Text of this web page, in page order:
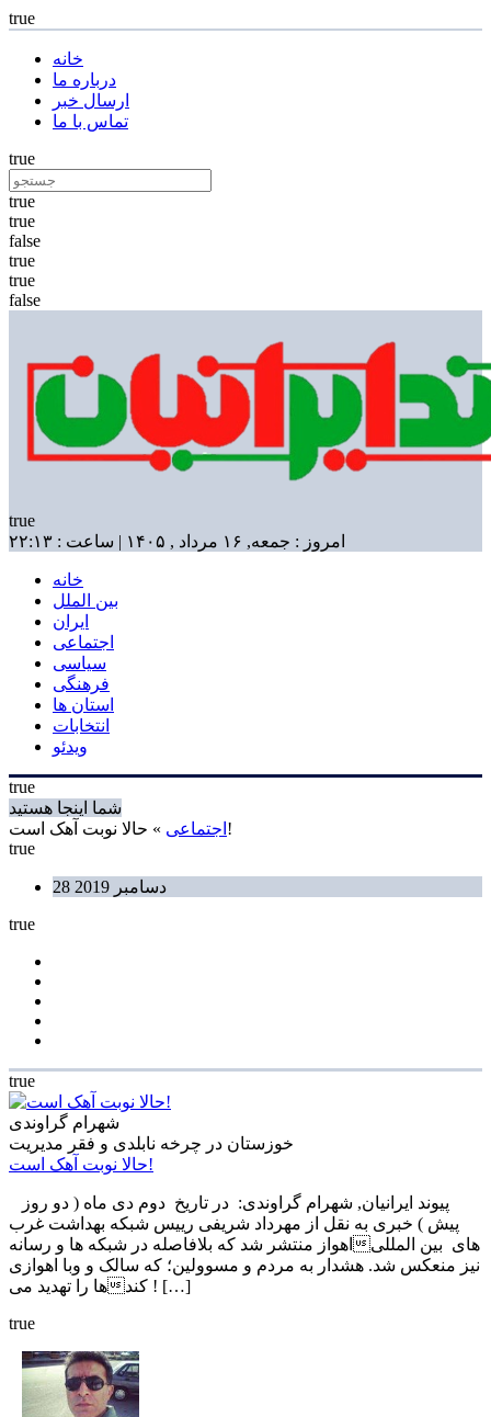
true
خانه
درباره ما
ارسال خبر
تماس با ما
true
true
true
false
true
true
false
true
امروز : جمعه, ۱۶ مرداد , ۱۴۰۵ | ساعت : ۲۲:۱۳
خانه
بین الملل
ایران
اجتماعی
سیاسی
فرهنگی
استان ها
انتخابات
ویدئو
true
شما اینجا هستید
اجتماعی » حالا نوبت آهک است!
true
28 دسامبر 2019
true
true
شهرام گراوندی
خوزستان در چرخه نابلدی و فقر مدیریت
حالا نوبت آهک است!
پیش ) خبری به نقل از مهرداد شریفی رییس شبکه بهداشت غرب
اهواز منتشر شد که بلافاصله در شبکه ها و رسانههای بین المللی
نیز منعکس شد. هشدار به مردم و مسوولین؛ که سالک و وبا اهوازی
ها را تهدید میکند ! […]
true